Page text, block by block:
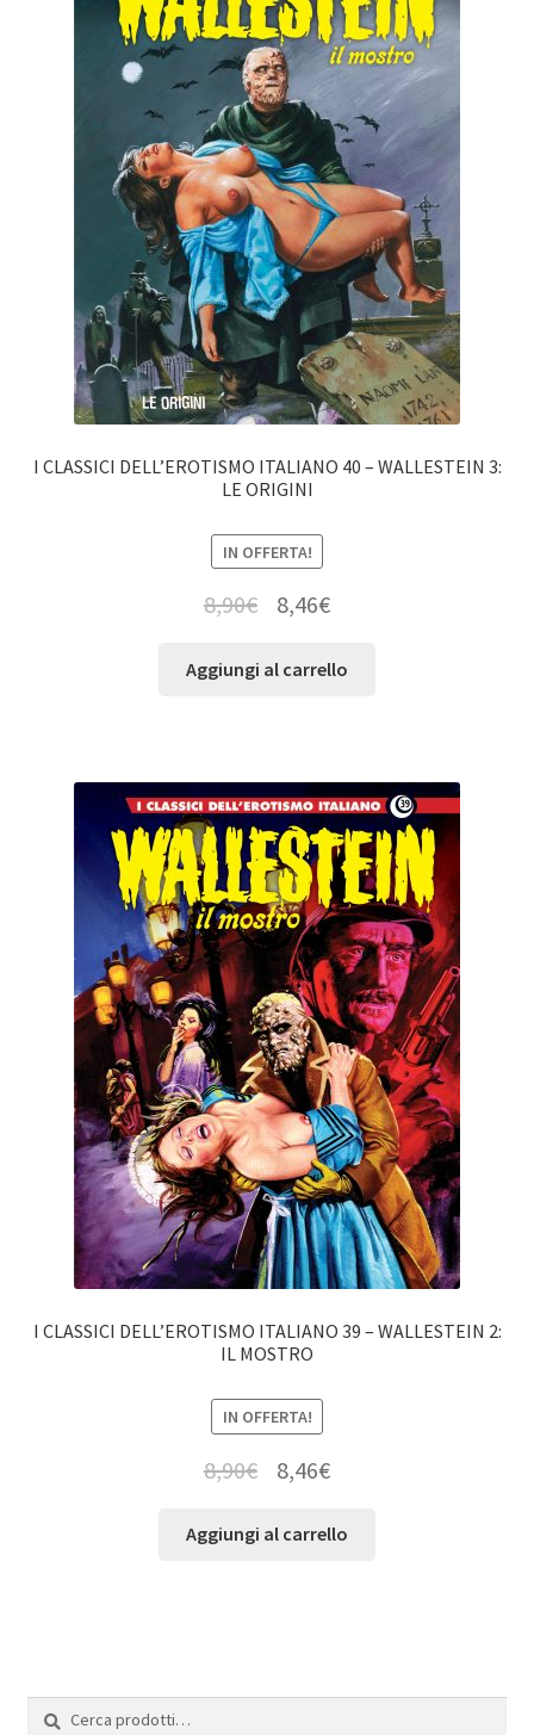
I CLASSICI DELL’EROTISMO ITALIANO 40 – WALLESTEIN 3:
LE ORIGINI
IN OFFERTA!
8,90€ 8,46€
Aggiungi al carrello
I CLASSICI DELL’EROTISMO ITALIANO 39 – WALLESTEIN 2:
IL MOSTRO
IN OFFERTA!
8,90€ 8,46€
Aggiungi al carrello
Cerca:
Cerca